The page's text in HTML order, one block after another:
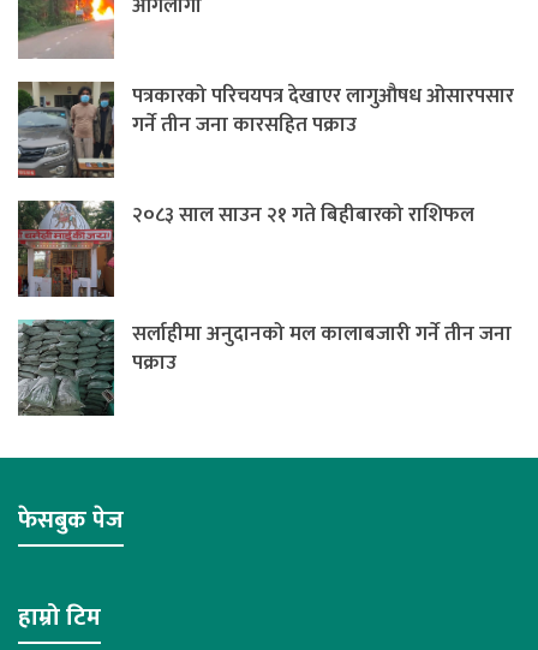
पत्रकारको परिचयपत्र देखाएर लागुऔषध ओसारपसार
गर्ने तीन जना कारसहित पक्राउ
२०८३ साल साउन २१ गते बिहीबारको राशिफल
सर्लाहीमा अनुदानको मल कालाबजारी गर्ने तीन जना
पक्राउ
फेसबुक पेज
हाम्रो टिम